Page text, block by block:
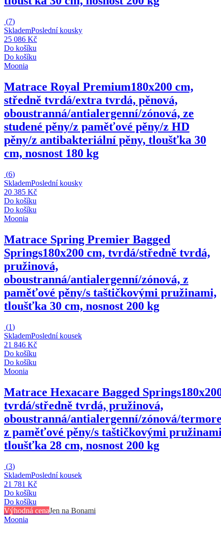
(7)
SklademPoslední kousky
25 086 Kč
Do košíku
Do košíku
Moonia
Matrace Royal Premium180x200 cm,
středně tvrdá/extra tvrdá, pěnová,
oboustranná/antialergenní/zónová, ze
studené pěny/z paměťové pěny/z HD
pěny/z antibakteriální pěny, tloušťka 30
cm, nosnost 180 kg
(6)
SklademPoslední kousky
20 385 Kč
Do košíku
Do košíku
Moonia
Matrace Spring Premier Bagged
Springs180x200 cm, tvrdá/středně tvrdá,
pružinová,
oboustranná/antialergenní/zónová, z
paměťové pěny/s taštičkovými pružinami,
tloušťka 30 cm, nosnost 200 kg
(1)
SklademPoslední kousek
21 846 Kč
Do košíku
Do košíku
Moonia
Matrace Hexacare Bagged Springs
tvrdá/středně tvrdá, pružinová,
oboustranná/antialergenní/zónová/
z paměťové pěny/s taštičkovými
tloušťka 28 cm, nosnost 200 kg
(3)
SklademPoslední kousek
21 781 Kč
Do košíku
Do košíku
Výhodná cenaJen na Bonami
Moonia